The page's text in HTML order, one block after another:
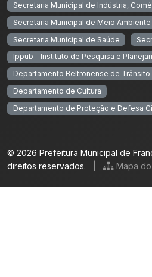
Secretaria Municipal de Indústria,
Secretaria Municipal de Meio Ambiente
Secretaria Municipal de Saúde
Ippub - Instituto de Pesquisa e
Departamento Beltronense de
Departamento de Cultura
Departamento de Proteção e Defesa
© 2026 Prefeitura Municipal de
direitos reservados.
Mapa